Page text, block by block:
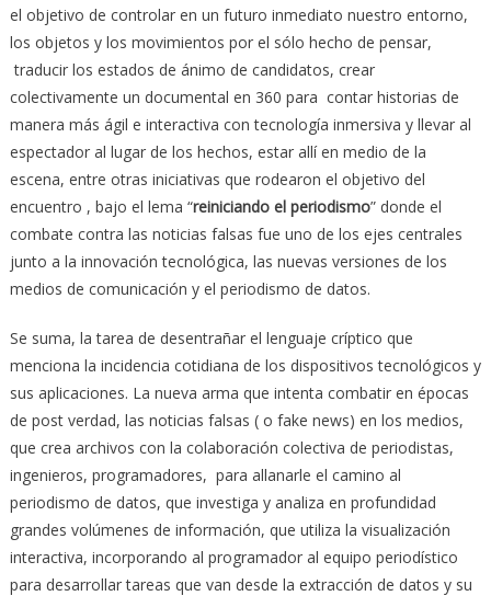
el objetivo de controlar en un futuro inmediato nuestro entorno,
los objetos y los movimientos por el sólo hecho de pensar,
traducir los estados de ánimo de candidatos, crear
colectivamente un documental en 360 para contar historias de
manera más ágil e interactiva con tecnología inmersiva y llevar al
espectador al lugar de los hechos, estar allí en medio de la
escena, entre otras iniciativas que rodearon el objetivo del
encuentro , bajo el lema “reiniciando el periodismo” donde el
combate contra las noticias falsas fue uno de los ejes centrales
junto a la innovación tecnológica, las nuevas versiones de los
medios de comunicación y el periodismo de datos.
Se suma, la tarea de desentrañar el lenguaje críptico que
menciona la incidencia cotidiana de los dispositivos tecnológicos y
sus aplicaciones. La nueva arma que intenta combatir en épocas
de post verdad, las noticias falsas ( o fake news) en los medios,
que crea archivos con la colaboración colectiva de periodistas,
ingenieros, programadores, para allanarle el camino al
periodismo de datos, que investiga y analiza en profundidad
grandes volúmenes de información, que utiliza la visualización
interactiva, incorporando al programador al equipo periodístico
para desarrollar tareas que van desde la extracción de datos y su